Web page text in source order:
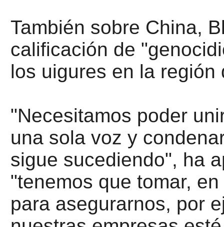
También sobre China,
calificación de
los uigures en la región
"Necesitamos poder
una sola voz y
sigue sucediendo", ha
"tenemos que tomar,
para asegurarnos, por